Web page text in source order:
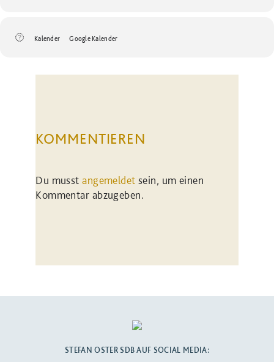
Kalender Google Kalender
KOMMENTIEREN
Du musstangemeldet sein, um einen
Kommentar abzugeben.
STEFAN OSTER SDB AUF SOCIAL MEDIA: